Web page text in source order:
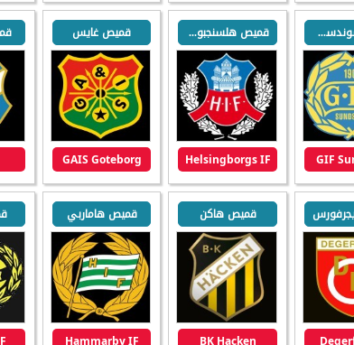
قميص سوندسفال
GIF
قميص هلسنجبورج
Helsingborgs IF
قميص غايس
GAIS Goteborg
قميص هاكن
BK Hacken
قميص هاماربي
Hammarby IF